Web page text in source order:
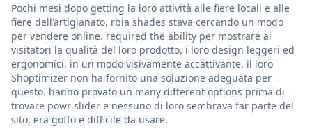
Pochi mesi dopo getting la loro attività alle fiere locali e alle
fiere dell'artigianato, rbia shades stava cercando un modo
per vendere online. required the ability per mostrare ai
visitatori la qualità del loro prodotto, i loro design leggeri ed
ergonomici, in un modo visivamente accattivante. il loro
Shoptimizer non ha fornito una soluzione adeguata per
questo. hanno provato un many different options prima di
trovare powr slider e nessuno di loro sembrava far parte del
sito, era goffo e difficile da usare.